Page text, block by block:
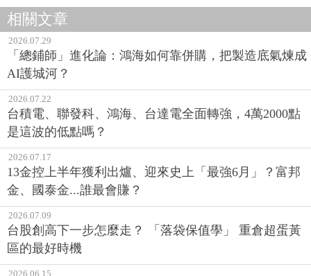
相關文章
2026.07.29
「總鋪師」進化論：鴻海如何靠併購，把製造底氣煉成
AI護城河？
2026.07.22
台積電、聯發科、鴻海、台達電全面轉強，4萬2000點
是這波的低點嗎？
2026.07.17
13金控上半年獲利出爐、迎來史上「最強6月」？富邦
金、國泰金...誰最會賺？
2026.07.09
台股創高下一步怎麼走？ 「落袋保值學」 重倉超蛋黃
區的最好時機
2026.06.15